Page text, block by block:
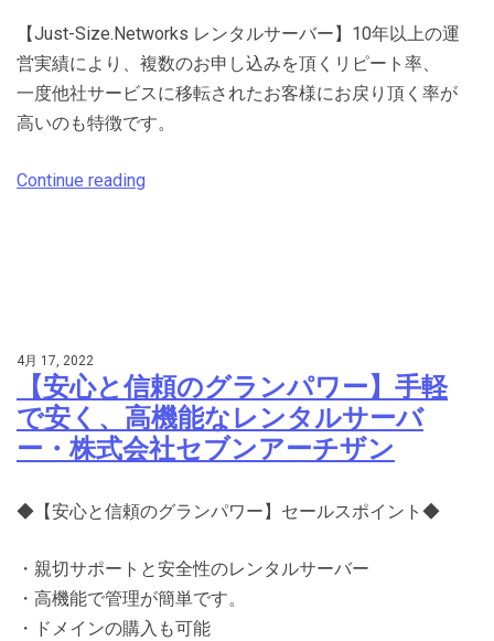
【Just-Size.Networks レンタルサーバー】10年以上の運
営実績により、複数のお申し込みを頂くリピート率、
一度他社サービスに移転されたお客様にお戻り頂く率が
高いのも特徴です。
Continue reading
4月 17, 2022
【安心と信頼のグランパワー】手軽
で安く、高機能なレンタルサーバ
ー・株式会社セブンアーチザン
◆【安心と信頼のグランパワー】セールスポイント◆
・親切サポートと安全性のレンタルサーバー
・高機能で管理が簡単です。
・ドメインの購入も可能